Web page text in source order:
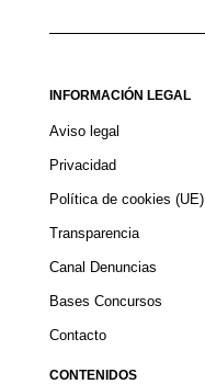
INFORMACIÓN LEGAL
Aviso legal
Privacidad
Política de cookies (UE)
Transparencia
Canal Denuncias
Bases Concursos
Contacto
CONTENIDOS